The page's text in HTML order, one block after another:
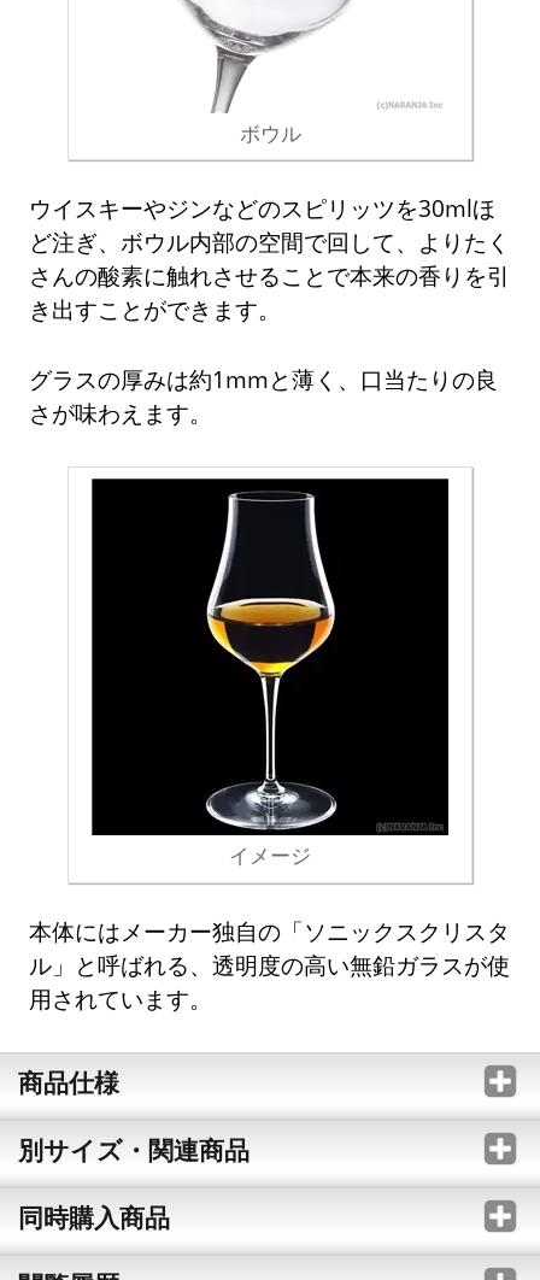
ボウル
ウイスキーやジンなどのスピリッツを30mlほ
ど注ぎ、ボウル内部の空間で回して、よりたく
さんの酸素に触れさせることで本来の香りを引
き出すことができます。
グラスの厚みは約1mmと薄く、口当たりの良
さが味わえます。
イメージ
本体にはメーカー独自の「ソニックスクリスタ
ル」と呼ばれる、透明度の高い無鉛ガラスが使
用されています。
商品仕様
別サイズ・関連商品
同時購入商品